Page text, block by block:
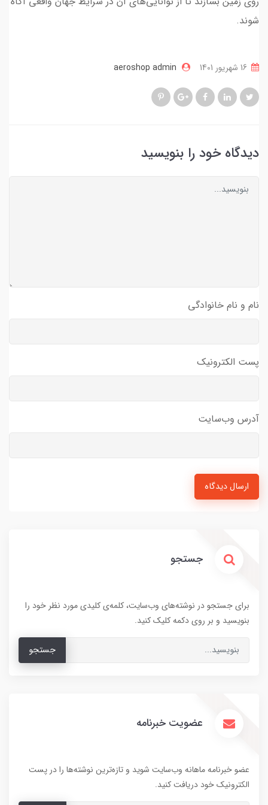
شوند.
aeroshop admin
دیدگاه خود را بنویسید
نام و نام خانوادگی
پست الکترونیک
آدرس وب‌سایت
ارسال دیدگاه
جستجو
برای جستجو در نوشته‌های وب‌سایت، کلمه‌ی کلیدی مورد نظر خود را
بنویسید و بر روی دکمه کلیک کنید.
جستجو
عضویت خبرنامه
عضو خبرنامه ماهانه وب‌سایت شوید و تازه‌ترین نوشته‌ها را در پست
الکترونیک خود دریافت کنید.